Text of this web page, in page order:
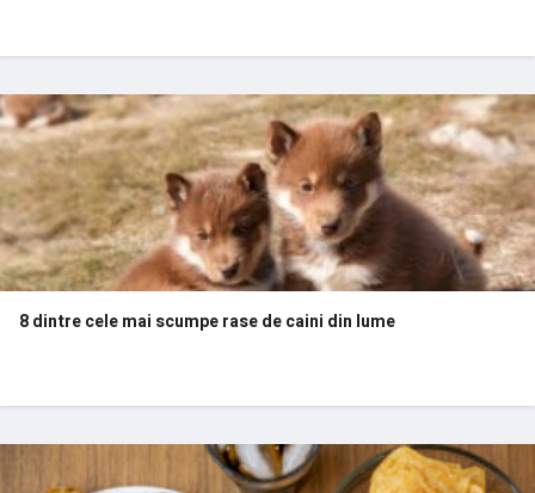
8 dintre cele mai scumpe rase de caini din lume